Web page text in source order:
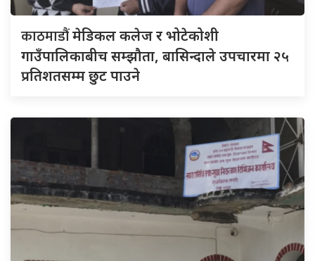
काठमाडौंमेडिकल कलेज र भोटेकोशी
गाउँपालिकाबीच सम्झौता, बासिन्दाले उपचारमा २५
प्रतिशतसम्म छुट पाउने